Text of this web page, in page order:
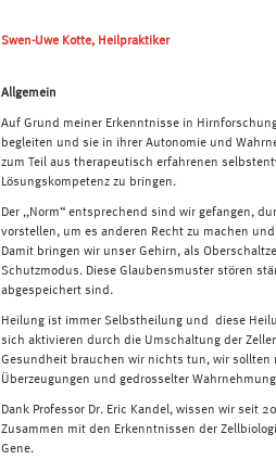
Swen-Uwe Kotte, Heilpraktiker
Allgemein
Auf Grund meiner Erkenntnisse in
begleiten und sie in ihrer Autonomie und
zum Teil aus therapeutisch erfahrenen
Lösungskompetenz zu bringen.
Der ,,Norm“ entsprechend sind wir gefangen,
vorstellen, um es anderen Recht zu machen
Damit bringen wir unser Gehirn, als
Schutzmodus. Diese Glaubensmuster stören
abgespeichert sind.
Heilung ist immer Selbstheilung und diese
sich aktivieren durch die Umschaltung der
Gesundheit brauchen wir nichts tun, wir
Überzeugungen und gedrosselter
Dank Professor Dr. Eric Kandel, wissen wir seit
Zusammen mit den Erkenntnissen der
Gene.